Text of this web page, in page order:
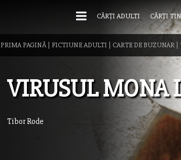
CĂRȚI ADULTI CĂRȚI
PRIMA PAGINĂ| FICTIUNE ADULTI CARTE DE BUZUNAR|
VIRUSUL MONA
Tibor Rode